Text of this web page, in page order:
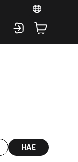
HAE